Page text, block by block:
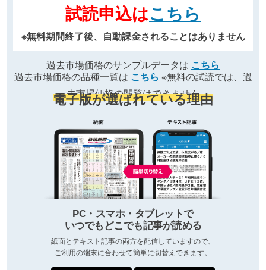
試読申込はこちら
※無料期間終了後、自動課金されることはありません
過去市場価格のサンプルデータは こちら
過去市場価格の品種一覧は こちら ※無料の試読では、過
去市場価格の閲覧はできません
電子版が選ばれている理由
PC・スマホ・タブレットで
いつでもどこでも記事が読める
紙面とテキスト記事の両方を配信していますので、
ご利用の端末に合わせて簡単に切替えできます。